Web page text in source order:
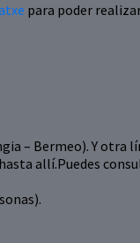
para poder
– Bermeo). Y otra
allí.Puedes